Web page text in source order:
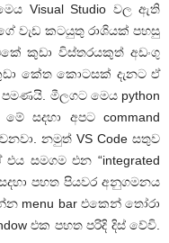
Visual Studio වල ඇති
වැඩ කටයුතු රාශියක් පහසු
කුඩා විස්තරයකුත් අඩංගු
කේත කොටසක් දැනට ඒ
පමණයි. මීලගට මෙය python
සදහා අපට command
නමුත් VS Code සතුව
සමගම එන “integrated
පහත පියවර අනුගමනය
menu bar එකෙන් තෝරා
එක පහත පරිදි දිස් වේවි.